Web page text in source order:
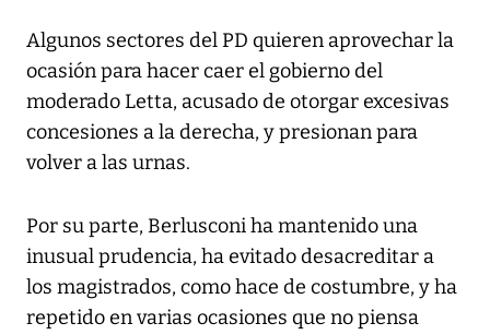
Algunos sectores del PD quieren aprovechar la
ocasión para hacer caer el gobierno del
moderado Letta, acusado de otorgar excesivas
concesiones a la derecha, y presionan para
volver a las urnas.
Por su parte, Berlusconi ha mantenido una
inusual prudencia, ha evitado desacreditar a
los magistrados, como hace de costumbre, y ha
repetido en varias ocasiones que no piensa